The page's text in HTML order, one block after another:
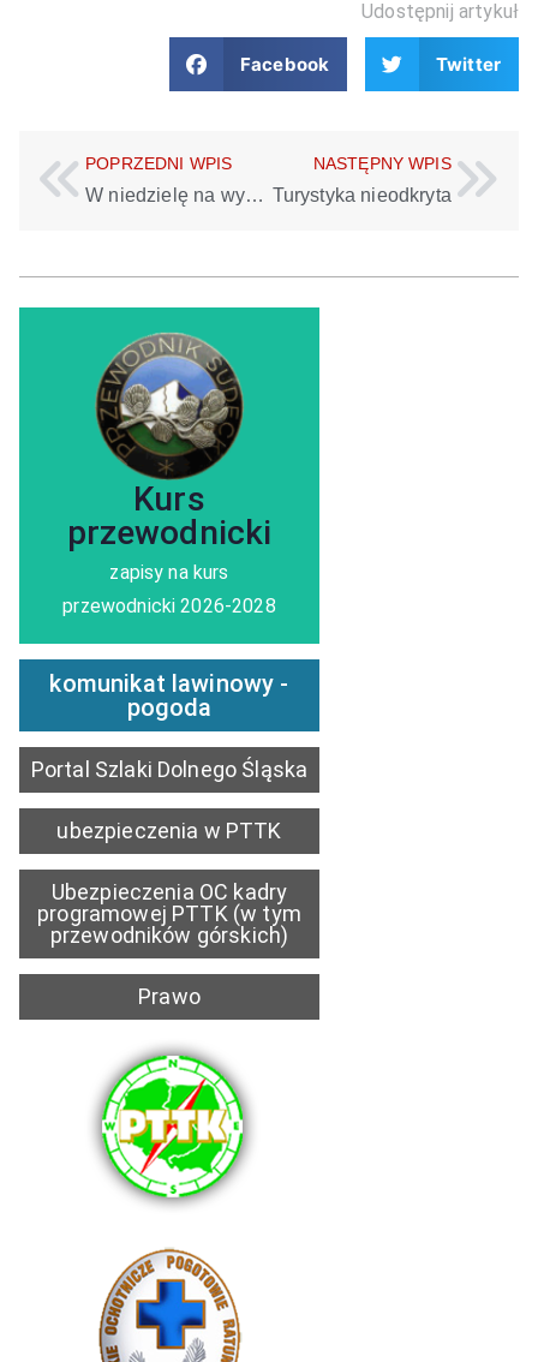
Udostępnij artykuł
Facebook Twitter
POPRZEDNI WPIS
W niedzielę na wycieczkę 02.11.2014
NASTĘPNY WPIS
Turystyka nieodkryta
Kurs
przewodnicki
zapisy na kurs
przewodnicki 2026-2028
zobacz szczegóły
komunikat lawinowy -
pogoda
Portal Szlaki Dolnego Śląska
ubezpieczenia w PTTK
Ubezpieczenia OC kadry
programowej PTTK (w tym
przewodników górskich)
Prawo